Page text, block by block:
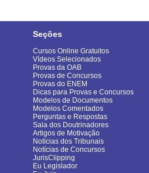
Seções
Cursos Online Gratuitos
Vídeos Selecionados
Provas da OAB
Provas de Concursos
Provas do ENEM
Dicas para Provas e Concursos
Modelos de Documentos
Modelos Comentados
Perguntas e Respostas
Sala dos Doutrinadores
Artigos de Motivação
Notícias dos Tribunais
Notícias de Concursos
JurisClipping
Eu Legislador